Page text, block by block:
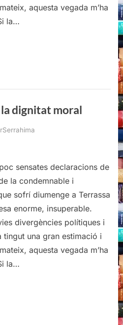
aquesta vegada m’ha
la…
la dignitat moral
sensates declaracions de
la condemnable i
sofrí diumenge a Terrassa
enorme, insuperable.
divergències polítiques i
tingut una gran estimació i
aquesta vegada m’ha
la…